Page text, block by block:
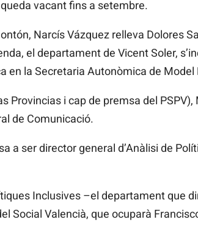
vacant fins a setembre.
Narcís Vázquez relleva Dolores
el departament de Vicent Soler,
en la Secretaria Autonòmica de
Provincias i cap de premsa del
de Comunicació.
a ser director general d’Anàlisi de
Inclusives –el departament que
Social Valencià, que ocuparà